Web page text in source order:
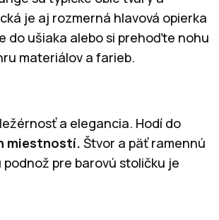
je aj rozmerná hlavová opierka
do ušiaka alebo si prehoďte nohu
materiálov a farieb.
a elegancia. Hodí do
miestností. Štvor a päť ramennú
pre barovú stoličku je